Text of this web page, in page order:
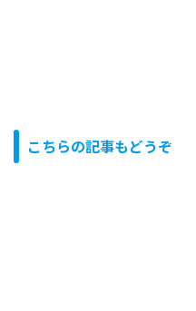
こちらの記事もどうぞ